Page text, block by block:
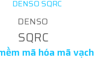
DENSO
SQRC
mã hóa mã vạch